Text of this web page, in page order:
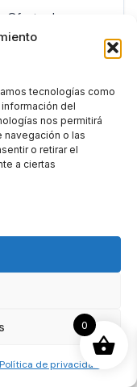
tecnologías como
del
nos permitirá
o las
o retirar el
a ciertas
Política de privacidad
Oferta de
Oferta de
eventos
deportivos
en edad
de
a través
deportivos
para
y
0